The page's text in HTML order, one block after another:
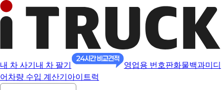
내 차 사기 내 차 팔기 영업용 번호판화물백과미디
어 차량 수입 계산기 아이트럭